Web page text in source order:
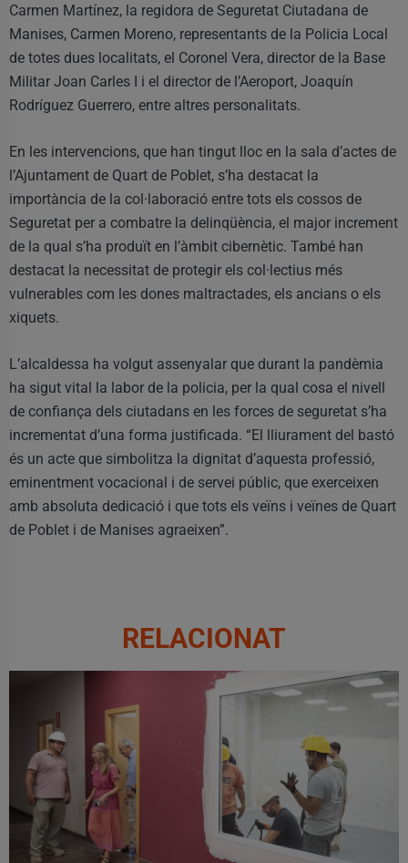
Carmen Martínez, la regidora de Seguretat Ciutadana de
Manises, Carmen Moreno, representants de la Policia Local
de totes dues localitats, el Coronel Vera, director de la Base
Militar Joan Carles I i el director de l’Aeroport, Joaquín
Rodríguez Guerrero, entre altres personalitats.
En les intervencions, que han tingut lloc en la sala d’actes de
l’Ajuntament de Quart de Poblet, s’ha destacat la
importància de la col·laboració entre tots els cossos de
Seguretat per a combatre la delinqüència, el major increment
de la qual s’ha produït en l’àmbit cibernètic. També han
destacat la necessitat de protegir els col·lectius més
vulnerables com les dones maltractades, els ancians o els
xiquets.
L’alcaldessa ha volgut assenyalar que durant la pandèmia
ha sigut vital la labor de la policia, per la qual cosa el nivell
de confiança dels ciutadans en les forces de seguretat s’ha
incrementat d’una forma justificada. “El lliurament del bastó
és un acte que simbolitza la dignitat d’aquesta professió,
eminentment vocacional i de servei públic, que exerceixen
amb absoluta dedicació i que tots els veïns i veïnes de Quart
de Poblet i de Manises agraeixen”.
RELACIONAT